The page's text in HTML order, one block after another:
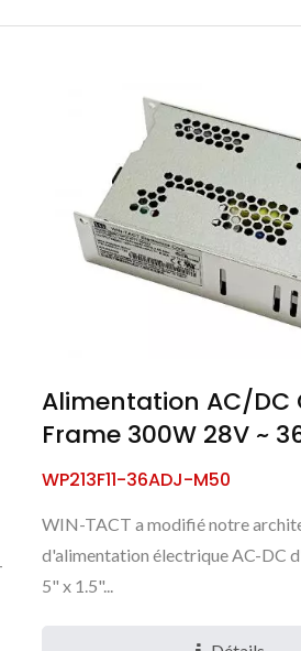
Alimentation AC/DC
Frame 300W 28V ~
WP213F11-36ADJ-M50
WIN-TACT a modifié notre
d'alimentation électrique AC-DC
5" x 1.5"...